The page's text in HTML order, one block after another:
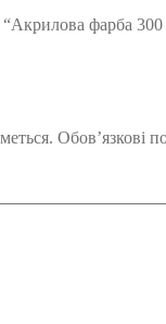
фарба
Обов’язкові